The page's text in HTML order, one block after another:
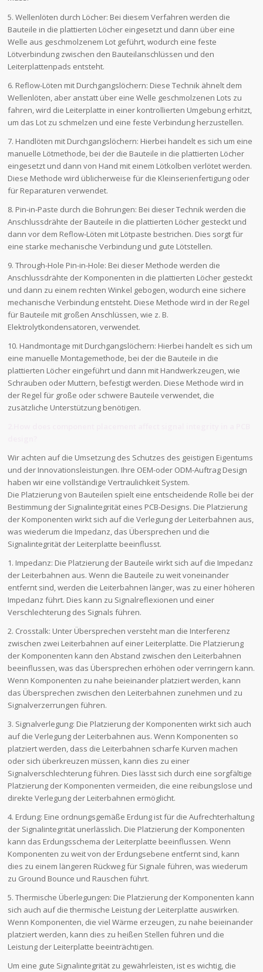
5. Wellenlöten durch Löcher: Bei diesem Verfahren werden die
Bauteile in die plattierten Löcher eingesetzt und dann über eine
Welle aus geschmolzenem Lot geführt, wodurch eine feste
Lötverbindung zwischen den Bauteilanschlüssen und den
Leiterplattenpads entsteht.
6. Reflow-Löten mit Durchgangslöchern: Diese Technik ähnelt dem
Wellenlöten, aber anstatt über eine Welle geschmolzenen Lots zu
fahren, wird die Leiterplatte in einer kontrollierten Umgebung erhitzt,
um das Lot zu schmelzen und eine feste Verbindung herzustellen.
7. Handlöten mit Durchgangslöchern: Hierbei handelt es sich um eine
manuelle Lötmethode, bei der die Bauteile in die plattierten Löcher
eingesetzt und dann von Hand mit einem Lötkolben verlötet werden.
Diese Methode wird üblicherweise für die Kleinserienfertigung oder
für Reparaturen verwendet.
8. Pin-in-Paste durch die Bohrungen: Bei dieser Technik werden die
Anschlussdrähte der Bauteile in die plattierten Löcher gesteckt und
dann vor dem Reflow-Löten mit Lötpaste bestrichen. Dies sorgt für
eine starke mechanische Verbindung und gute Lötstellen.
9. Through-Hole Pin-in-Hole: Bei dieser Methode werden die
Anschlussdrähte der Komponenten in die plattierten Löcher gesteckt
und dann zu einem rechten Winkel gebogen, wodurch eine sichere
mechanische Verbindung entsteht. Diese Methode wird in der Regel
für Bauteile mit großen Anschlüssen, wie z. B.
Elektrolytkondensatoren, verwendet.
10. Handmontage mit Durchgangslöchern: Hierbei handelt es sich um
eine manuelle Montagemethode, bei der die Bauteile in die
plattierten Löcher eingeführt und dann mit Handwerkzeugen, wie
Schrauben oder Muttern, befestigt werden. Diese Methode wird in
der Regel für große oder schwere Bauteile verwendet, die
zusätzliche Unterstützung benötigen.
Wir achten auf die Umsetzung des Schutzes des geistigen Eigentums
und der Innovationsleistungen. Ihre OEM-oder ODM-Auftrag Design
haben wir eine vollständige Vertraulichkeit System.
Die Platzierung von Bauteilen spielt eine entscheidende Rolle bei der
Bestimmung der Signalintegrität eines PCB-Designs. Die Platzierung
der Komponenten wirkt sich auf die Verlegung der Leiterbahnen aus,
was wiederum die Impedanz, das Übersprechen und die
Signalintegrität der Leiterplatte beeinflusst.
1. Impedanz: Die Platzierung der Bauteile wirkt sich auf die Impedanz
der Leiterbahnen aus. Wenn die Bauteile zu weit voneinander
entfernt sind, werden die Leiterbahnen länger, was zu einer höheren
Impedanz führt. Dies kann zu Signalreflexionen und einer
Verschlechterung des Signals führen.
2. Crosstalk: Unter Übersprechen versteht man die Interferenz
zwischen zwei Leiterbahnen auf einer Leiterplatte. Die Platzierung
der Komponenten kann den Abstand zwischen den Leiterbahnen
beeinflussen, was das Übersprechen erhöhen oder verringern kann.
Wenn Komponenten zu nahe beieinander platziert werden, kann
das Übersprechen zwischen den Leiterbahnen zunehmen und zu
Signalverzerrungen führen.
3. Signalverlegung: Die Platzierung der Komponenten wirkt sich auch
auf die Verlegung der Leiterbahnen aus. Wenn Komponenten so
platziert werden, dass die Leiterbahnen scharfe Kurven machen
oder sich überkreuzen müssen, kann dies zu einer
Signalverschlechterung führen. Dies lässt sich durch eine sorgfältige
Platzierung der Komponenten vermeiden, die eine reibungslose und
direkte Verlegung der Leiterbahnen ermöglicht.
4. Erdung: Eine ordnungsgemäße Erdung ist für die Aufrechterhaltung
der Signalintegrität unerlässlich. Die Platzierung der Komponenten
kann das Erdungsschema der Leiterplatte beeinflussen. Wenn
Komponenten zu weit von der Erdungsebene entfernt sind, kann
dies zu einem längeren Rückweg für Signale führen, was wiederum
zu Ground Bounce und Rauschen führt.
5. Thermische Überlegungen: Die Platzierung der Komponenten kann
sich auch auf die thermische Leistung der Leiterplatte auswirken.
Wenn Komponenten, die viel Wärme erzeugen, zu nahe beieinander
platziert werden, kann dies zu heißen Stellen führen und die
Leistung der Leiterplatte beeinträchtigen.
Um eine gute Signalintegrität zu gewährleisten, ist es wichtig, die